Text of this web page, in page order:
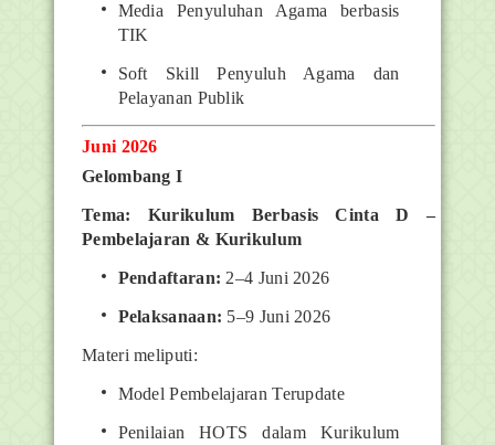
Media Penyuluhan Agama berbasis
TIK
Soft Skill Penyuluh Agama dan
Pelayanan Publik
Juni 2026
Gelombang I
Tema: Kurikulum Berbasis Cinta D –
Pembelajaran & Kurikulum
Pendaftaran: 2–4 Juni 2026
Pelaksanaan: 5–9 Juni 2026
Materi meliputi:
Model Pembelajaran Terupdate
Penilaian HOTS dalam Kurikulum